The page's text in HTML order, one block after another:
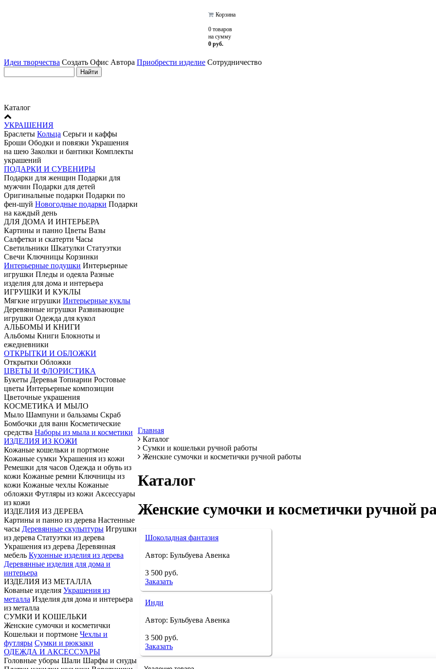
Корзина
0 товаров
на сумму
0 руб.
Идеи творчества Создать Офис Автора Приобрести изделие Сотрудничество
Каталог
УКРАШЕНИЯ
Браслеты Кольца Серьги и каффы
Броши Ободки и повязки Украшения
на шею Заколки и бантики Комплекты
украшений
ПОДАРКИ И СУВЕНИРЫ
Подарки для женщин Подарки для
мужчин Подарки для детей
Оригинальные подарки Подарки по
фен-шуй Новогодные подарки Подарки
на каждый день
ДЛЯ ДОМА И ИНТЕРЬЕРА
Картины и панно Цветы Вазы
Салфетки и скатерти Часы
Светильники Шкатулки Статуэтки
Свечи Ключницы Корзинки
Интерьерные подушки Интерьерные
игрушки Пледы и одеяла Разные
изделия для дома и интерьера
ИГРУШКИ И КУКЛЫ
Мягкие игрушки Интерьерные куклы
Деревянные игрушки Развивающие
игрушки Одежда для кукол
АЛЬБОМЫ И КНИГИ
Альбомы Книги Блокноты и
ежедневники
ОТКРЫТКИ И ОБЛОЖКИ
Открытки Обложки
ЦВЕТЫ И ФЛОРИСТИКА
Букеты Деревья Топиарии Ростовые
цветы Интерьерные композиции
Цветочные украшения
КОСМЕТИКА И МЫЛО
Мыло Шампуни и бальзамы Скраб
Бомбочки для ванн Косметические
средства Наборы из мыла и косметики
ИЗДЕЛИЯ ИЗ КОЖИ
Кожаные кошельки и портмоне
Кожаные сумки Украшения из кожи
Ремешки для часов Одежда и обувь из
кожи Кожаные ремни Ключницы из
кожи Кожаные чехлы Кожаные
обложки Футляры из кожи Аксессуары
из кожи
ИЗДЕЛИЯ ИЗ ДЕРЕВА
Картины и панно из дерева Настенные
часы Деревянные скульптуры Игрушки
из дерева Статуэтки из дерева
Украшения из дерева Деревянная
мебель Кухонные изделия из дерева
Деревянные изделия для дома и
интерьера
ИЗДЕЛИЯ ИЗ МЕТАЛЛА
Кованые изделия Украшения из
металла Изделия для дома и интерьера
из металла
СУМКИ И КОШЕЛЬКИ
Женские сумочки и косметички
Кошельки и портмоне Чехлы и
футляры Сумки и рюкзаки
ОДЕЖДА И АКСЕССУАРЫ
Головные уборы Шали Шарфы и снуды
Главная
Каталог
Сумки и кошельки ручной работы
Женские сумочки и косметички ручной работы
Каталог
Женские сумочки и косметички ручной
Шоколадная фантазия
Автор: Бульбуева Авенка
3 500 руб.
Заказать
Инди
Автор: Бульбуева Авенка
3 500 руб.
Заказать